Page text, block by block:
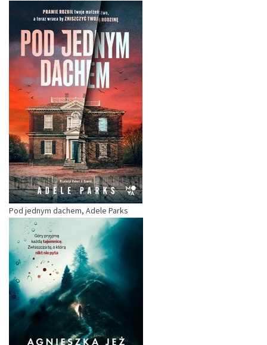
Pod jednym dachem, Adele Parks